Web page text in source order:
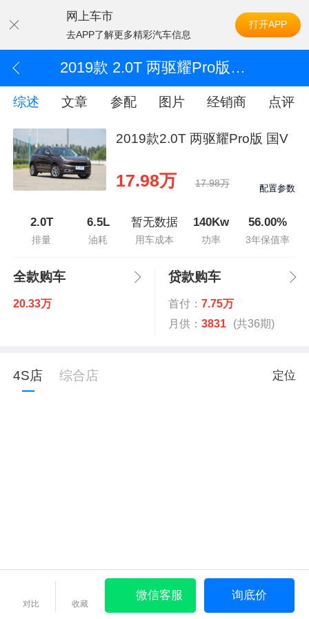
网上车市
去APP了解更多精彩汽车信息
打开APP
2019款 2.0T 两驱耀Pro版 国V
综述 文章 参配 图片 经销商 点评
2019款2.0T 两驱耀Pro版 国V
17.98万 17.98万 配置参数
2.0T
排量
6.5L
油耗
暂无数据
用车成本
140Kw
功率
56.00%
3年保值率
全款购车
20.33万
贷款购车
首付： 7.75万
月供： 3831 (共36期)
4S店 综合店 定位
对比 收藏
微信客服 询底价